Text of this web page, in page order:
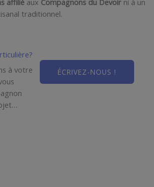
affilié aux Compagnons du Devoir ni à un
traditionnel.
à votre
ÉCRIVEZ-NOUS !